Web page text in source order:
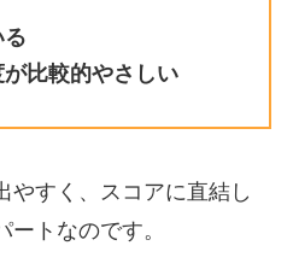
比較的やさしい
やすく、スコアに直結し
トなのです。